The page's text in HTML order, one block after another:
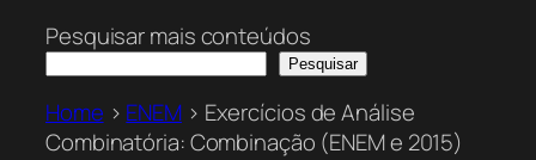
Pesquisar mais conteúdos
Pesquisar
Home > ENEM> Exercícios de Análise
Combinatória: Combinação (ENEM e 2015)